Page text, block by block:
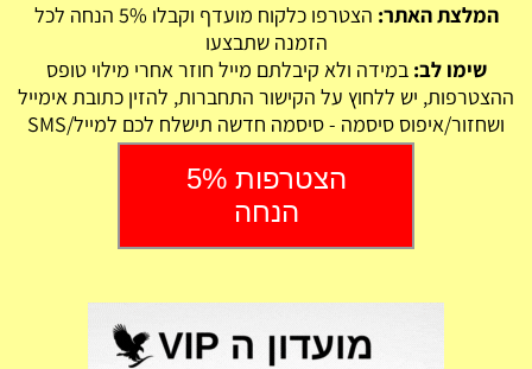
המלצת האתר:
הצטרפו כלקוח מועדף וקבלו 5% הנחה לכל
הזמנה שתבצעו
שימו לב: במידה ולא קיבלתם מייל חוזר אחרי מילוי טופס
ההצטרפות, יש ללחוץ על הקישור התחברות, להזין כתובת אימייל
ושחזור/איפוס סיסמה - סיסמה חדשה תישלח לכם למייל/SMS
הצטרפות 5%
הנחה